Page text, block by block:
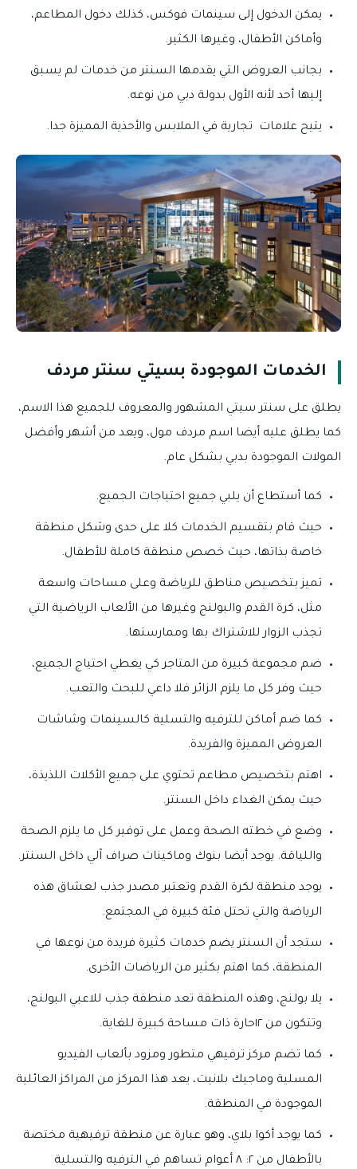
يمكن الدخول إلى سينمات فوكس، كذلك دخول المطاعم،
وأماكن الأطفال، وغيرها الكثير.
بجانب العروض التي يقدمها السنتر من خدمات لم يسبق
إليها أحد لأنه الأول بدولة دبي من نوعه.
يتيح علامات تجارية في الملابس والأحذية المميزة جدا.
الخدمات الموجودة بسيتي سنتر مردف
يطلق على سنتر سيتي المشهور والمعروف للجميع هذا الاسم،
كما يطلق عليه أيضا اسم مردف مول، ويعد من أشهر وأفضل
المولات الموجودة بدبي بشكل عام.
كما أستطاع أن يلبي جميع احتياجات الجميع.
حيث قام بتقسيم الخدمات كلا على حدى وشكل منطقة
خاصة بذاتها، حيث خصص منطقة كاملة للأطفال.
تميز بتخصيص مناطق للرياضة وعلى مساحات واسعة
مثل، كرة القدم والبولنج وغيرها من الألعاب الرياضية التي
تجذب الزوار للاشتراك بها وممارستها.
ضم مجموعة كبيرة من المتاجر كي يغطي احتياج الجميع،
حيث وفر كل ما يلزم الزائر فلا داعي للبحث والتعب.
كما ضم أماكن للترفيه والتسلية كالسينمات وشاشات
العروض المميزة والفريدة.
اهتم بتخصيص مطاعم تحتوي على جميع الأكلات اللذيذة،
حيث يمكن الغداء داخل السنتر.
وضع في خطته الصحة وعمل على توفير كل ما يلزم الصحة
واللياقة. يوجد أيضا بنوك وماكينات صراف آلي داخل السنتر.
يوجد منطقة لكرة القدم وتعتبر مصدر جذب لعشاق هذه
الرياضة والتي تحتل فئة كبيرة في المجتمع.
ستجد أن السنتر يضم خدمات كثيرة فريدة من نوعها في
المنطقة، كما اهتم بكثير من الرياضات الأخرى.
يلا بولنج، وهذه المنطقة تعد منطقة جذب للاعبي البولنج،
وتتكون من ١٢حارة ذات مساحة كبيرة للغاية.
كما تضم مركز ترفيهي متطور ومزود بألعاب الفيديو
المسلية وماجيك بلانيت، يعد هذا المركز من المراكز العائلية
الموجودة في المنطقة.
كما يوجد أكوا بلاي، وهو عبارة عن منطقة ترفيهية مختصة
بالأطفال من ٢: ٨ أعوام تساهم في الترفيه والتسلية